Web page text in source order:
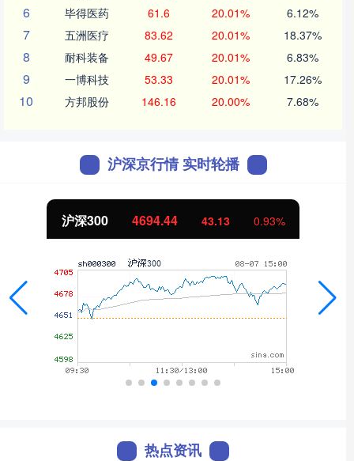
6 毕得医药 61.6 20.01% 6.12%
7 五洲医疗 83.62 20.01% 18.37%
8 耐科装备 49.67 20.01% 6.83%
9 一博科技 53.33 20.01% 17.26%
10 方邦股份 146.16 20.00% 7.68%
沪深京行情 实时轮播
北证50 1134.24 11.37 1.01%
热点资讯